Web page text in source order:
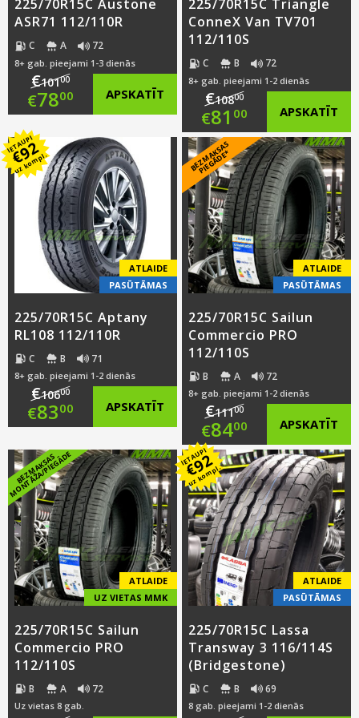
225/70R15C Austone
ASR71 112/110R
C A 72
8+ gab. pieejami 1-3 dienās
€10100
Original
was:
€101.00.
€7800
price
is:
€78.00.
APSKATĪT
225/70R15C Triangle
ConneX Van TV701
112/110S
C B 72
8+ gab. pieejami 1-2 dienās
€10800
Original
price
was:
€108.00.
€81 00
Current
price
is:
€81.00.
APSKATĪT
IETAUPI
€92
uz kompl.
ATLAIDE
PASŪTĀMAS
225/70R15C Aptany
RL108 112/110R
C B 71
8+ gab. pieejami 1-2 dienās
€10600
Original
was:
€106.00.
€8300
price
is:
€83.00.
APSKATĪT
B
E
Z
M
A
K
S
A
S
PI
E
G
Ā
D
E
*
ATLAIDE
PASŪTĀMAS
225/70R15C Sailun
Commercio PRO
112/110S
B A 72
8+ gab. pieejami 1-2 dienās
€11100
Original
price
was:
€111.00.
€8400
Current
price
is:
€84.00.
APSKATĪT
B
E
Z
M
A
K
S
A
S
M
O
N
T
Ā
Ž
A
/
PI
E
G
Ā
D
E
ATLAIDE
UZ VIETAS MMK
225/70R15C Sailun
Commercio PRO
112/110S
B A 72
Uz vietas 8 gab.
IETAUPI
€92
uz kompl.
ATLAIDE
PASŪTĀMAS
225/70R15C Lassa
Transway 3 116/114S
(Bridgestone)
C B 69
8 gab. pieejami 1-2 dienās